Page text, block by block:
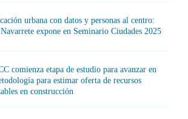
urbana con datos y personas al centro:
expone en Seminario Ciudades 2025
comienza etapa de estudio para avanzar en
para estimar oferta de recursos
en construcción